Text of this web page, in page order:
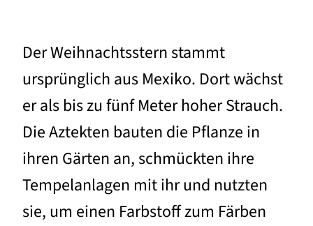
Der Weihnachtsstern stammt
ursprünglich aus Mexiko. Dort wächst
er als bis zu fünf Meter hoher Strauch.
Die Aztekten bauten die Pflanze in
ihren Gärten an, schmückten ihre
Tempelanlagen mit ihr und nutzten
sie, um einen Farbstoff zum Färben